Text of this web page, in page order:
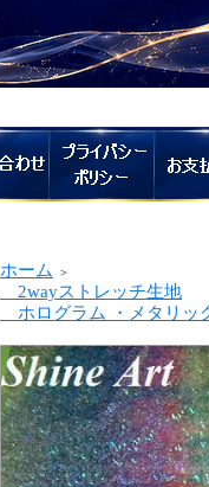
ホーム ＞
2wayストレッチ生地
ホログラム ・メタリッ